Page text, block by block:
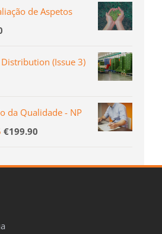
de Aspetos
Distribution (Issue 3)
da Qualidade - NP
€199.90